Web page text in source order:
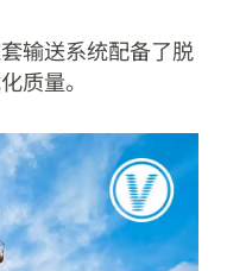
输送系统配备了脱
质量。